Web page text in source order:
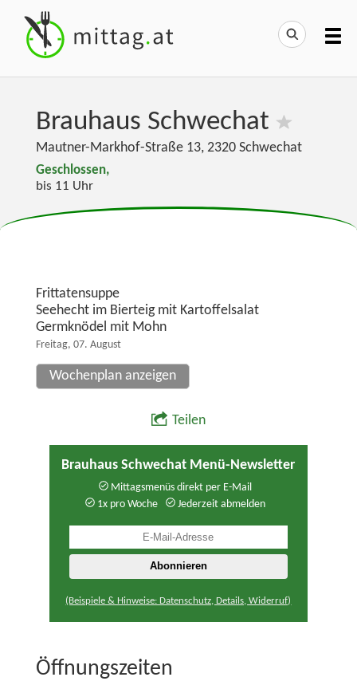
Brauhaus Schwechat
Mautner-Markhof-Straße 13, 2320 Schwechat
Geschlossen,
bis 11 Uhr
Frittatensuppe
Seehecht im Bierteig mit Kartoffelsalat
Germknödel mit Mohn
Freitag, 07. August
Wochenplan anzeigen
Teilen
Brauhaus Schwechat Menü-Newsletter
Mittagsmenüs direkt per E-Mail
1x pro Woche
Jederzeit abmelden
(Beispiele & Hinweise: Datenschutz, Details, Widerruf)
Öffnungszeiten